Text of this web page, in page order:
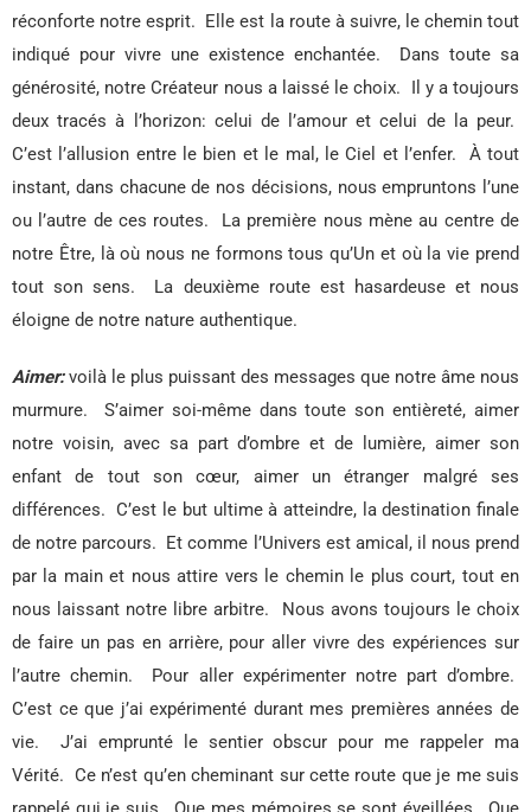
réconforte notre esprit. Elle est la route à suivre, le chemin tout
indiqué pour vivre une existence enchantée.
Dans toute sa
générosité, notre Créateur nous a laissé le choix.
Il y a toujours
deux tracés à l’horizon: celui de l’amour et celui de la peur.
C’est l’allusion entre le bien et le mal, le Ciel et l’enfer.
À tout
instant, dans chacune de nos décisions, nous empruntons l’une
ou l’autre de ces routes.
La première nous mène au centre de
notre Être, là où nous ne formons tous qu’Un et où la vie prend
tout son sens.
La deuxième route est hasardeuse et nous
éloigne de notre nature authentique.
Aimer:voilà le plus puissant des messages que notre âme nous
murmure.
S’aimer soi-même dans toute son entièreté, aimer
notre voisin, avec sa part d’ombre et de lumière, aimer son
enfant de tout son cœur, aimer un étranger malgré ses
différences. C’est le but ultime à atteindre, la destination finale
de notre parcours. Et comme l’Univers est amical, il nous prend
par la main et nous attire vers le chemin le plus court, tout en
nous laissant notre libre arbitre.
Nous avons toujours le choix
de faire un pas en arrière, pour aller vivre des expériences sur
l’autre chemin.
Pour aller expérimenter notre part d’ombre.
C’est ce que j’ai expérimenté durant mes premières années de
vie.
J’ai emprunté le sentier obscur pour me rappeler ma
Vérité. Ce n’est qu’en cheminant sur cette route que je me suis